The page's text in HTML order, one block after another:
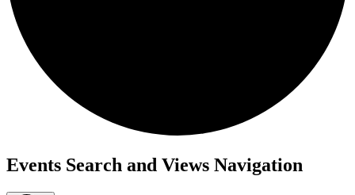
Events Search and Views Navigation